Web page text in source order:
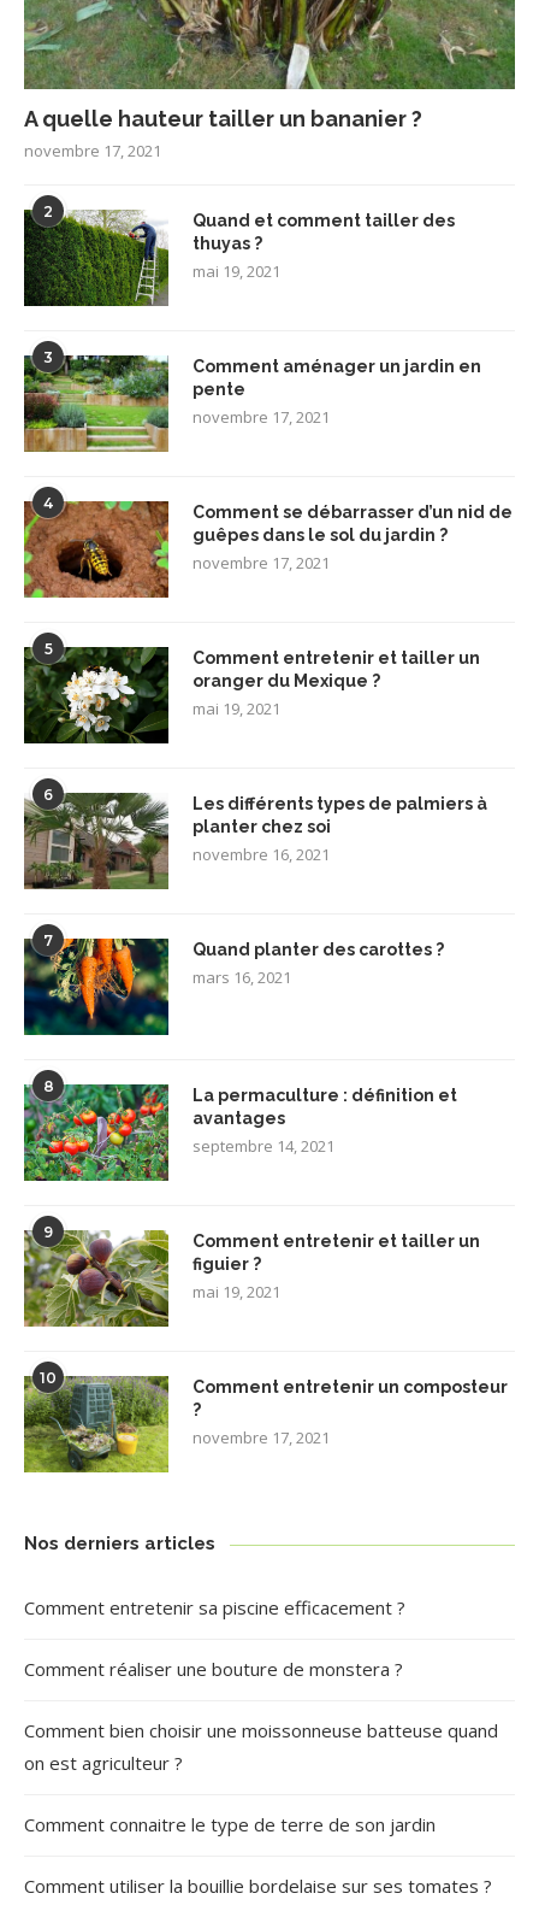
A quelle hauteur tailler un bananier ?
novembre 17, 2021
2
Quand et comment tailler des
thuyas ?
mai 19, 2021
3
Comment aménager un jardin en
pente
novembre 17, 2021
4
Comment se débarrasser d’un nid de
guêpes dans le sol du jardin ?
novembre 17, 2021
5
Comment entretenir et tailler un
oranger du Mexique ?
mai 19, 2021
6
Les différents types de palmiers à
planter chez soi
novembre 16, 2021
7 Quand planter des carottes ?
mars 16, 2021
8
La permaculture : définition et
avantages
septembre 14, 2021
9
Comment entretenir et tailler un
figuier ?
mai 19, 2021
10
Comment entretenir un composteur
?
novembre 17, 2021
Nos derniers articles
Comment entretenir sa piscine efficacement ?
Comment réaliser une bouture de monstera ?
Comment bien choisir une moissonneuse batteuse quand
on est agriculteur ?
Comment connaitre le type de terre de son jardin
Comment utiliser la bouillie bordelaise sur ses tomates ?